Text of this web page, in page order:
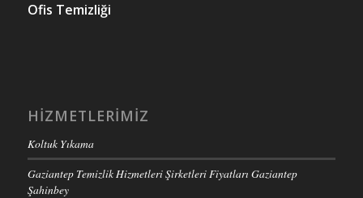
Ofis Temizliği
HIZMETLERIMIZ
Koltuk Yıkama
Gaziantep Temizlik Hizmetleri Şirketleri Fiyatları Gaziantep
Şahinbey